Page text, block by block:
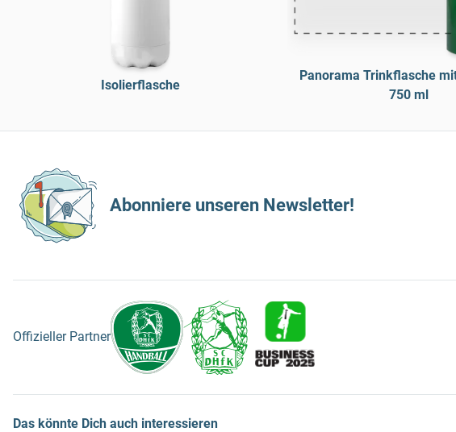
Isolierflasche
Panorama Trinkflasche
750 ml
Abonniere unseren Newsletter!
Offizieller Partner
Das könnte Dich auch interessieren